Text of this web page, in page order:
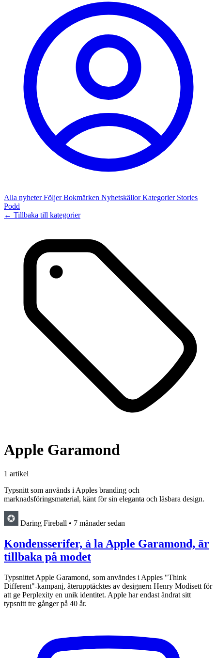
Alla nyheterFöljerBokmärken NyhetskällorKategorier Stories
Podd
← Tillbaka till kategorier
Apple Garamond
1 artikel
Typsnitt som används i Apples branding och
marknadsföringsmaterial, känt för sin eleganta och läsbara design.
Daring Fireball • 7 månader sedan
Kondensserifer, à la Apple Garamond, är
tillbaka på modet
Typsnittet Apple Garamond, som användes i Apples "Think
Different"-kampanj, återupptäcktes av designern Henry Modisett för
att ge Perplexity en unik identitet. Apple har endast ändrat sitt
typsnitt tre gånger på 40 år.